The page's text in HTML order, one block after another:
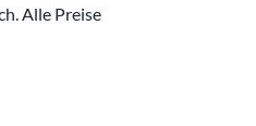
Alle Preise